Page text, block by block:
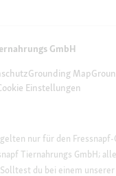
GmbH
Grounding Map
Einstellungen
nur für den
Tiernahrungs GmbH;
du bei einem